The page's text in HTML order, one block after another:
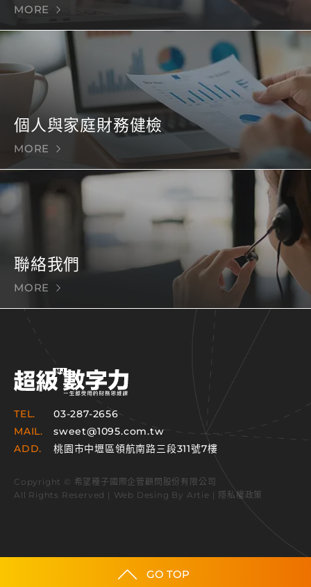
MORE
個人與家庭財務健檢
MORE
聯絡我們
MORE
TEL.
03-287-2656
MAIL.
sweet@1095.com.tw
ADD.
桃園市中壢區領航南路三段311號7樓
Copyright © 希望種子國際企管顧問股份有限公司
All Rights Reserved | Web Desing By Artie | 隱私權政策
GO TOP